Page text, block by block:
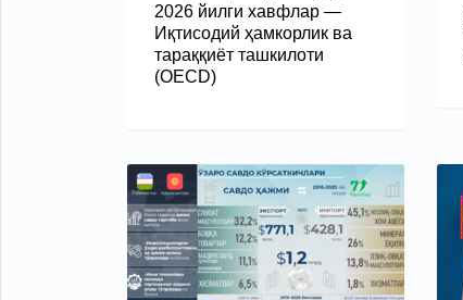
2026 йилги хавфлар —
Иқтисодий ҳамкорлик ва
тараққиёт ташкилоти
(OECD)